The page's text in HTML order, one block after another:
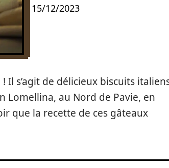
15/12/2023
s’agit de délicieux biscuits
Lomellina, au Nord de Pavie, en
que la recette de ces gâteaux